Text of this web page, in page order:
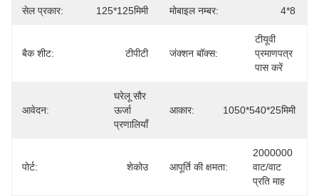
सेल प्रकार: 125*125मिमी मोबाइल नम्बर: 4*8
बैक शीट: टीपीटी जंक्शन बॉक्स:
टीयूवी
प्रमाणपत्र
पास करें
आवेदन:
घरेलू सौर
ऊर्जा
प्रणालियाँ
आकार: 1050*540*25मिमी
पोर्ट: शेकोउ आपूर्ति की क्षमता:
2000000
वाट/वाट
प्रति माह